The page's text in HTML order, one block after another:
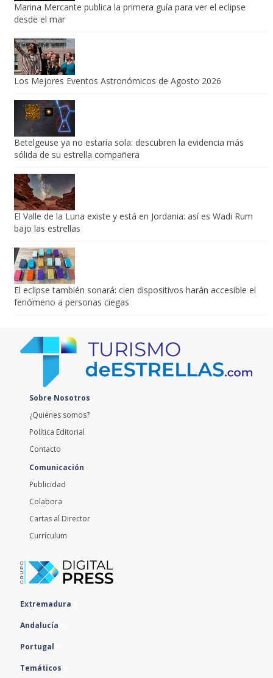
Marina Mercante publica la primera guía para ver el eclipse
desde el mar
Los Mejores Eventos Astronómicos de Agosto 2026
Betelgeuse ya no estaría sola: descubren la evidencia más
sólida de su estrella compañera
El Valle de la Luna existe y está en Jordania: así es Wadi Rum
bajo las estrellas
El eclipse también sonará: cien dispositivos harán accesible el
fenómeno a personas ciegas
Sobre Nosotros
¿Quiénes somos?
Política Editorial
Contacto
Comunicación
Publicidad
Colabora
Cartas al Director
Currículum
Extremadura
Andalucía
Portugal
Temáticos